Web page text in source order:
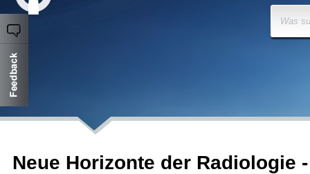
Was
Neue Horizonte der Radiologie